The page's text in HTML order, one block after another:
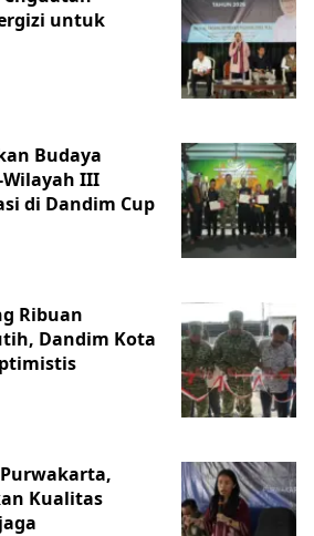
untuk
Budaya
Wilayah III
di Dandim Cup
Ribuan
Dandim Kota
Kualitas